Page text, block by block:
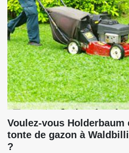
Voulez-vous
tonte de gazon à
?